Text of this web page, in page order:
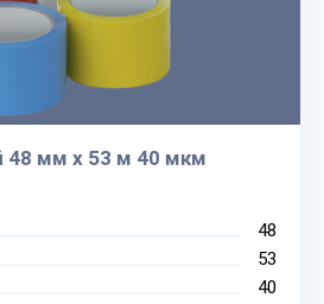
48 мм х 53 м 40 мкм
48
53
40